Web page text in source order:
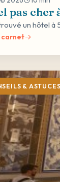
pas cher
un hôtel à
carnet
& ASTUCES